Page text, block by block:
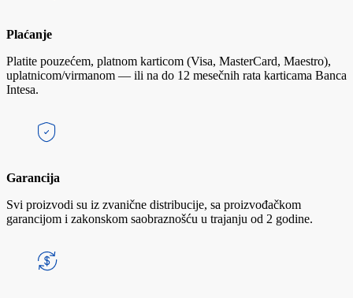
Plaćanje
Platite pouzećem, platnom karticom (Visa, MasterCard, Maestro),
uplatnicom/virmanom — ili na do 12 mesečnih rata karticama Banca
Intesa.
Garancija
Svi proizvodi su iz zvanične distribucije, sa proizvođačkom
garancijom i zakonskom saobraznošću u trajanju od 2 godine.